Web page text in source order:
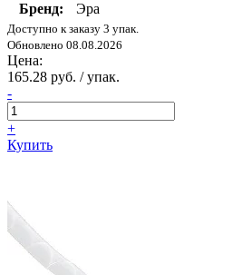
Бренд:
Эра
Доступно к заказу 3 упак.
Обновлено 08.08.2026
Цена:
165.28 руб. / упак.
-
+
Купить